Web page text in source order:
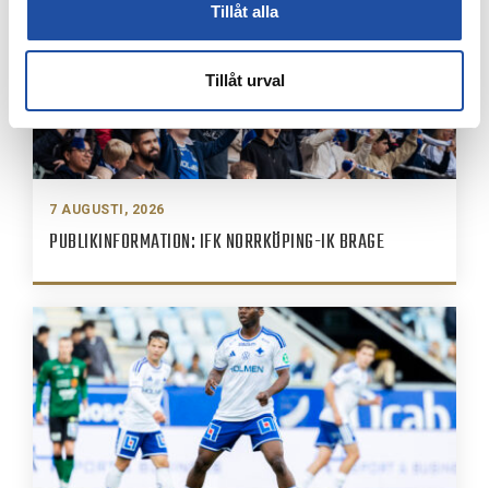
Tillåt alla
Tillåt urval
7 AUGUSTI, 2026
PUBLIKINFORMATION: IFK NORRKÖPING-IK BRAGE